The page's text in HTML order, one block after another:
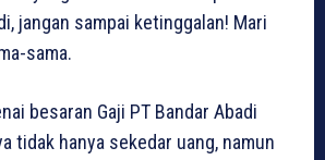
jangan sampai ketinggalan! Mari
sama.
besaran Gaji PT Bandar Abadi
tidak hanya sekedar uang, namun